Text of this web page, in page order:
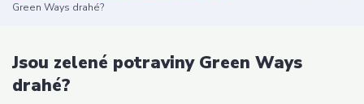
Green Ways drahé?
Jsou zelené potraviny Green Ways
drahé?